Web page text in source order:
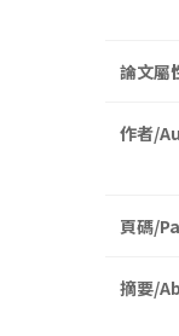
論文屬
作者/
頁碼/
摘要/